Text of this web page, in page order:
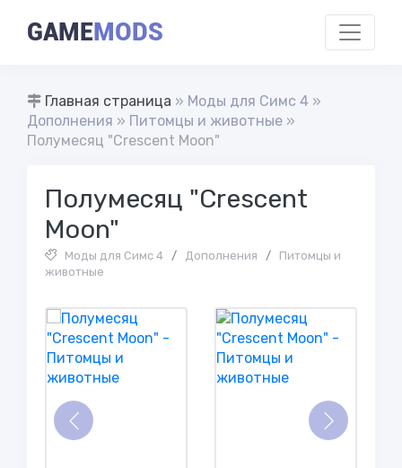
GAMEMODS
Главная страница » Моды для Симс 4 »
Дополнения » Питомцы и животные »
Полумесяц "Crescent Moon"
Полумесяц "Crescent
Moon"
Моды для Симс 4 / Дополнения /
Питомцы и
животные